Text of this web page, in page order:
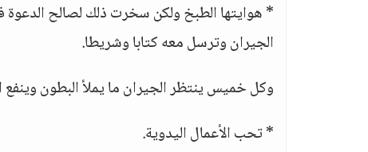
* هوايتها الطبخ ولكن سخرت ذلك لصالح
الجيران وترسل معه كتابا وشريطا.
وكل خميس ينتظر الجيران ما يملأ البطون وينفع
* تحب الأعمال اليدوية.